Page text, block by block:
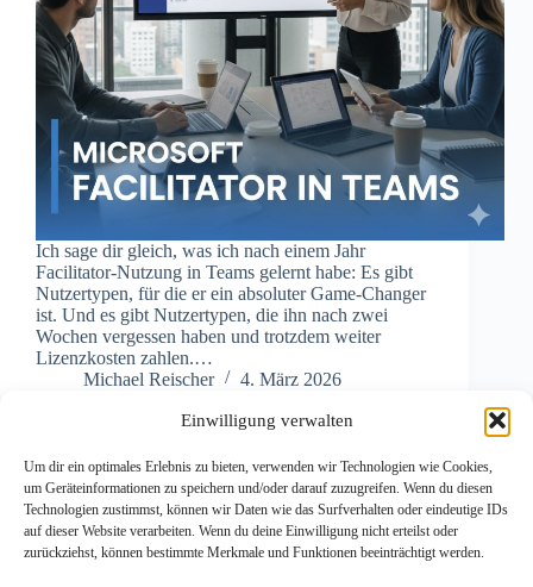
Einwilligung verwalten
Um dir ein optimales Erlebnis zu bieten, verwenden wir Technologien wie Cookies,
um Geräteinformationen zu speichern und/oder darauf zuzugreifen. Wenn du diesen
Technologien zustimmst, können wir Daten wie das Surfverhalten oder eindeutige IDs
auf dieser Website verarbeiten. Wenn du deine Einwilligung nicht erteilst oder
zurückziehst, können bestimmte Merkmale und Funktionen beeinträchtigt werden.
Ich sage dir gleich, was ich nach einem Jahr
Facilitator-Nutzung in Teams gelernt habe: Es gibt
Nutzertypen, für die er ein absoluter Game-Changer
ist. Und es gibt Nutzertypen, die ihn nach zwei
Wochen vergessen haben und trotzdem weiter
Lizenzkosten zahlen.…
Michael Reischer
4. März 2026